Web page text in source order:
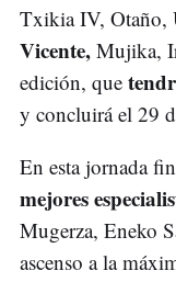
Txikia IV, Otaño,
Vicente, Mujika,
edición, que
y concluirá el 29
En esta jornada
mejores
Mugerza, Eneko
ascenso a la